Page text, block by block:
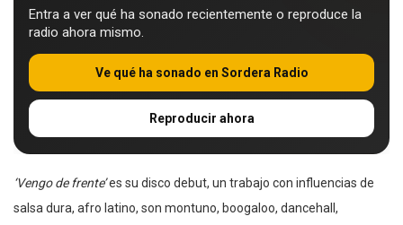
Entra a ver qué ha sonado recientemente o reproduce la
radio ahora mismo.
Ve qué ha sonado en Sordera Radio
Reproducir ahora
‘Vengo de frente’es su disco debut, un trabajo con influencias de
salsa dura, afro latino, son montuno, boogaloo, dancehall,